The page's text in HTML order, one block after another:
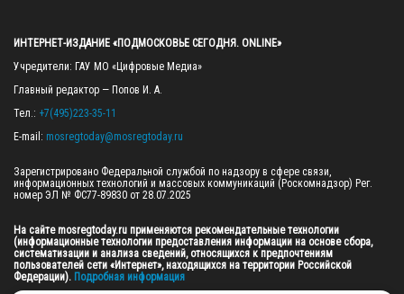
ИНТЕРНЕТ-ИЗДАНИЕ «ПОДМОСКОВЬЕ СЕГОДНЯ. ONLINE»
Учредители: ГАУ МО «Цифровые Медиа»
Главный редактор — Попов И. А.
Тел.: +7(495)223-35-11
E-mail: mosregtoday@mosregtoday.ru
Зарегистрировано Федеральной службой по надзору в сфере связи,
информационных технологий и массовых коммуникаций (Роскомнадзор) Рег.
номер ЭЛ № ФС77-89830 от 28.07.2025
На сайте mosregtoday.ru применяются рекомендательные технологии
(информационные технологии предоставления информации на основе сбора,
систематизации и анализа сведений, относящихся к предпочтениям
пользователей сети «Интернет», находящихся на территории Российской
Федерации). Подробная информация